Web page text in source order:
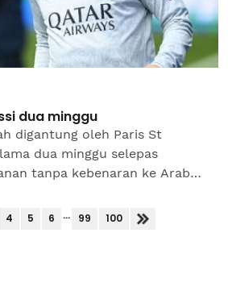
dua minggu
digantung oleh Paris St
dua minggu selepas
tanpa kebenaran ke Arab
ke...
4 5 6 ... 99 100